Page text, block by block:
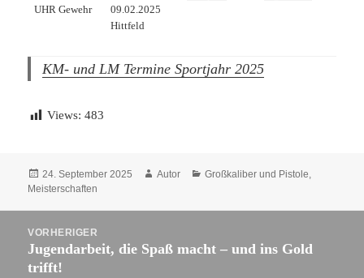
UHR Gewehr
09.02.2025
Hittfeld
KM- und LM Termine Sportjahr 2025
Views: 483
Veröffentlicht
am
24. September 2025 Autor
Autor Kategorien
Großkaliber und Pistole,
Meisterschaften
VORHERIGER
Vorheriger
Beitrag:
Jugendarbeit, die Spaß macht – und ins Gold
trifft!